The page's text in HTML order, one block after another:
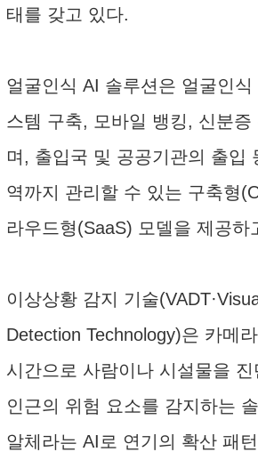
태를 갖고 있다.
얼굴인식 AI 솔루션은 얼굴인식
스템 구축, 모바일 뱅킹, 신분증
며, 출입국 및 공공기관의 출입
역까지 관리할 수 있는 구축형
라우드형(SaaS) 모델을 제공하
이상상황 감지 기술
Detection Technology)은 카메
시간으로 사람이나 시설물을
인근의 위험 요소를 감지하는
알체라는 AI로 연기의 확산 패